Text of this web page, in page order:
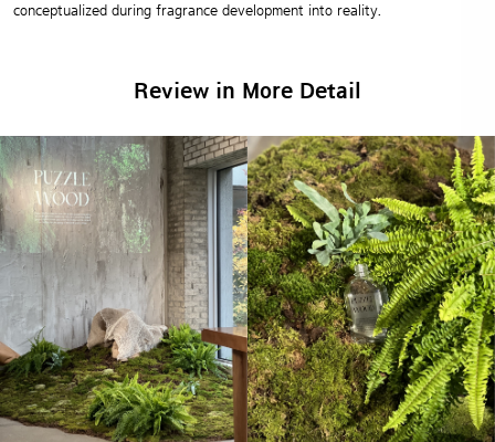
conceptualized during fragrance development into reality.
Review in More Detail